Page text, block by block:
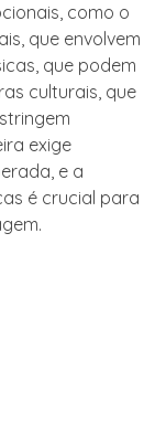
como o
que envolvem
que podem
culturais, que
exige
e a
é crucial para